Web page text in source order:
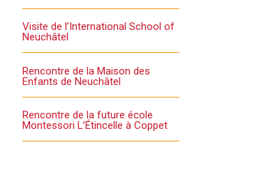
Visite de l’International School of
Neuchâtel
Rencontre de la Maison des
Enfants de Neuchâtel
Rencontre de la future école
Montessori L’Étincelle à Coppet